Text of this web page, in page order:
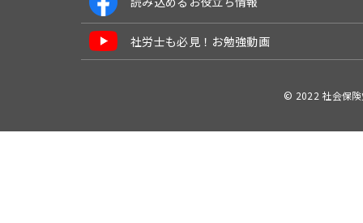
社労士も必見！お勉強動画
© 2022 社会保